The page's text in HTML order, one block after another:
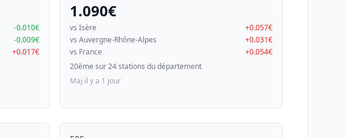
-0.010€
-0.009€
+0.017€
1.090€
vs Isère
+0.057€
vs Auvergne-Rhône-Alpes
+0.031€
vs France
+0.054€
20ème sur 24 stations du département
Maj il y a 1 jour